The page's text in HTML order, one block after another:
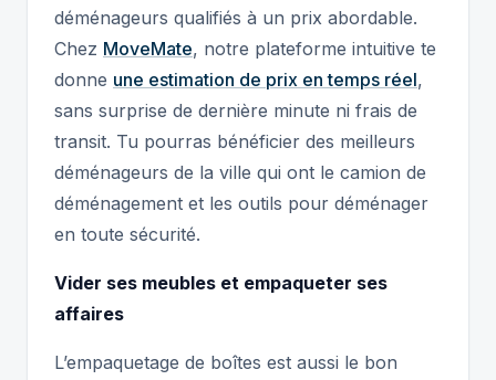
déménageurs qualifiés à un prix abordable.
Chez MoveMate, notre plateforme intuitive te
donne une estimation de prix en temps réel,
sans surprise de dernière minute ni frais de
transit. Tu pourras bénéficier des meilleurs
déménageurs de la ville qui ont le camion de
déménagement et les outils pour déménager
en toute sécurité.
Vider ses meubles et empaqueter ses
affaires
L’empaquetage de boîtes est aussi le bon